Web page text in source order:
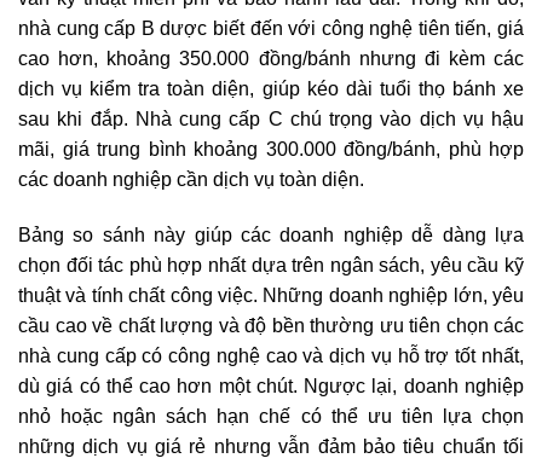
nhà cung cấp B dược biết đến với công nghệ tiên tiến, giá
cao hơn, khoảng 350.000 đồng/bánh nhưng đi kèm các
dịch vụ kiểm tra toàn diện, giúp kéo dài tuổi thọ bánh xe
sau khi đắp. Nhà cung cấp C chú trọng vào dịch vụ hậu
mãi, giá trung bình khoảng 300.000 đồng/bánh, phù hợp
các doanh nghiệp cần dịch vụ toàn diện.
Bảng so sánh này giúp các doanh nghiệp dễ dàng lựa
chọn đối tác phù hợp nhất dựa trên ngân sách, yêu cầu kỹ
thuật và tính chất công việc. Những doanh nghiệp lớn, yêu
cầu cao về chất lượng và độ bền thường ưu tiên chọn các
nhà cung cấp có công nghệ cao và dịch vụ hỗ trợ tốt nhất,
dù giá có thể cao hơn một chút. Ngược lại, doanh nghiệp
nhỏ hoặc ngân sách hạn chế có thể ưu tiên lựa chọn
những dịch vụ giá rẻ nhưng vẫn đảm bảo tiêu chuẩn tối